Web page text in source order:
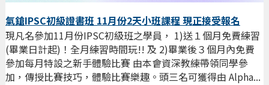
氣鎗IPSC初級證書班 11月份2天小班課程 現正接受報名
現凡名參加11月份IPSC初級班之學員， 1)送１個月免費練習
(畢業日計起)！全月練習時間玩!! 及 2)畢業後３個月內免費
參加每月特設之新手體驗比賽 由本會資深教練帶領同學參
加，傳授比賽技巧，體驗比賽樂趣。頭三名可獲得由 Alpha...